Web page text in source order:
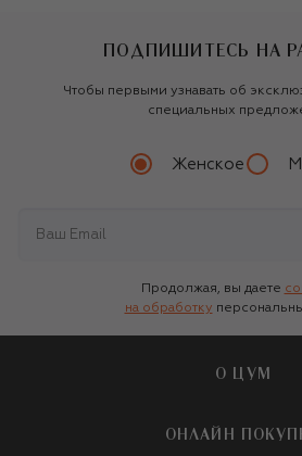
ПОДПИШИТЕСЬ НА
Чтобы первыми узнавать об
специальных
Женское
Продолжая, вы даете
на обработку
О ЦУМ
О магазине
ОНЛАЙН